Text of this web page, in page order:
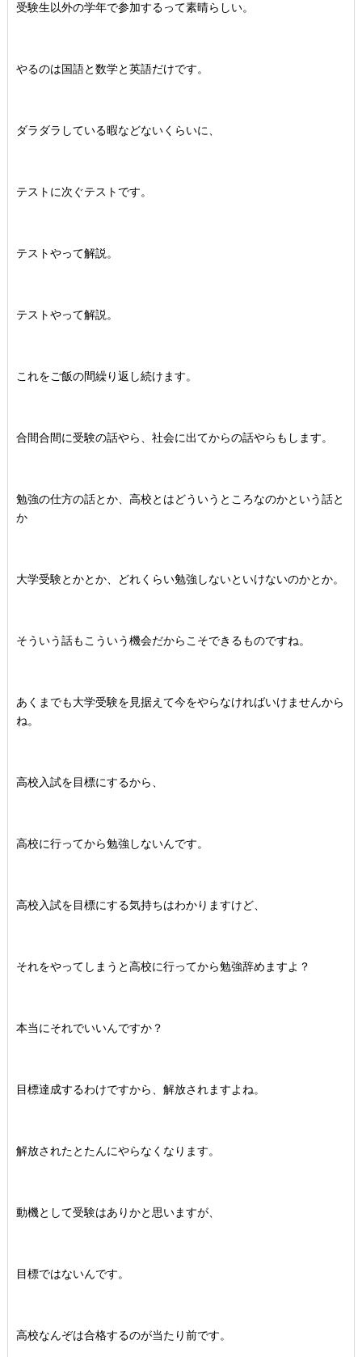
受験生以外の学年で参加するって素晴らしい。
やるのは国語と数学と英語だけです。
ダラダラしている暇などないくらいに、
テストに次ぐテストです。
テストやって解説。
テストやって解説。
これをご飯の間繰り返し続けます。
合間合間に受験の話やら、社会に出てからの話やらもします。
勉強の仕方の話とか、高校とはどういうところなのかという話と
か
大学受験とかとか、どれくらい勉強しないといけないのかとか。
そういう話もこういう機会だからこそできるものですね。
あくまでも大学受験を見据えて今をやらなければいけませんから
ね。
高校入試を目標にするから、
高校に行ってから勉強しないんです。
高校入試を目標にする気持ちはわかりますけど、
それをやってしまうと高校に行ってから勉強辞めますよ？
本当にそれでいいんですか？
目標達成するわけですから、解放されますよね。
解放されたとたんにやらなくなります。
動機として受験はありかと思いますが、
目標ではないんです。
高校なんぞは合格するのが当たり前です。